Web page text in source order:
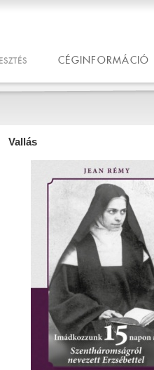
CÉGINFORMÁCIÓ
Vallás